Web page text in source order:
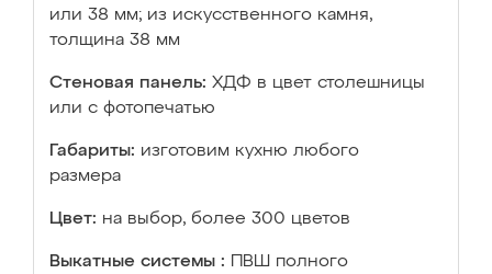
или 38 мм; из искусственного камня,
толщина 38 мм
Стеновая панель: ХДФ в цвет столешницы
или с фотопечатью
Габариты: изготовим кухню любого
размера
Цвет: на выбор, более 300 цветов
Выкатные системы :
ПВШ полного